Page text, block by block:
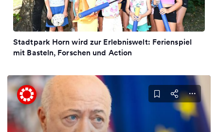
Stadtpark Horn wird zur Erlebniswelt: Ferienspiel
mit Basteln, Forschen und Action